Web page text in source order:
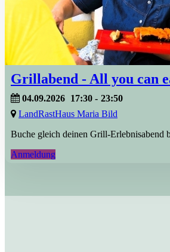
Grillabend - All you can
04.09.2026 17:30 - 23:50
LandRastHaus Maria Bild
Buche gleich deinen Grill-Erlebnisabend
Anmeldung